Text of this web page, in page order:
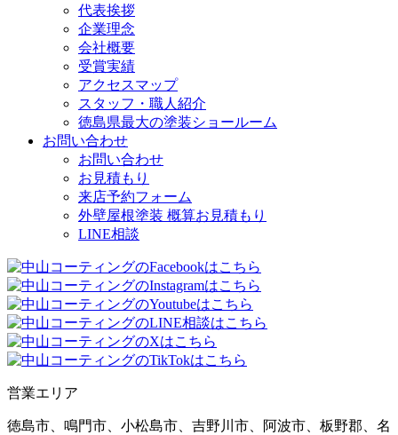
代表挨拶
企業理念
会社概要
受賞実績
アクセスマップ
スタッフ・職人紹介
徳島県最大の塗装ショールーム
お問い合わせ
お問い合わせ
お見積もり
来店予約フォーム
外壁屋根塗装 概算お見積もり
LINE相談
営業エリア
徳島市、鳴門市、小松島市、吉野川市、阿波市、板野郡、名